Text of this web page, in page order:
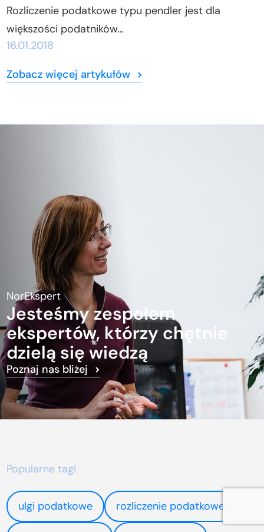
Rozliczenie podatkowe typu pendler jest dla
większości podatników…
16.01.2018
Zobacz więcej artykułów
NorEkspert
Jesteśmy zespołem
ekspertów, którzy chętnie
dzielą się wiedzą
Poznaj nas bliżej
Popularne tagi
ulgi podatkowe rozliczenie podatkowe